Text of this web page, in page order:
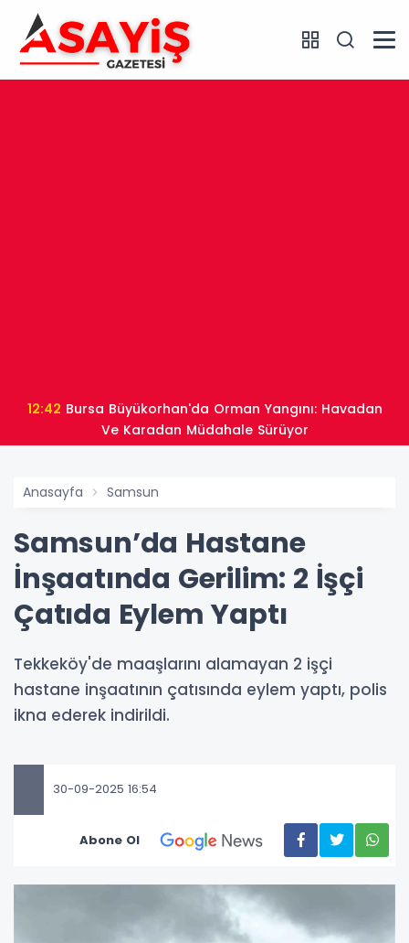
12:42
Ve Karadan Müdahale Sürüyor
Anasayfa Samsun
Samsun’da Hastane
İnşaatında Gerilim: 2 İşçi
Çatıda Eylem Yaptı
Tekkeköy'de maaşlarını alamayan 2 işçi
hastane inşaatının çatısında eylem yaptı, polis
ikna ederek indirildi.
30-09-2025 16:54
Abone Ol